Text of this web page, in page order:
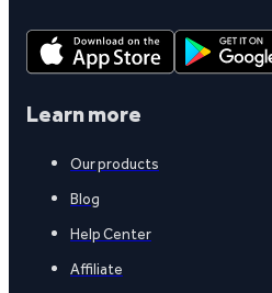
Learn more
Our products
Blog
Help Center
Affiliate